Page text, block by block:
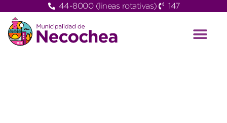
44-8000 (lineas rotativas) 147